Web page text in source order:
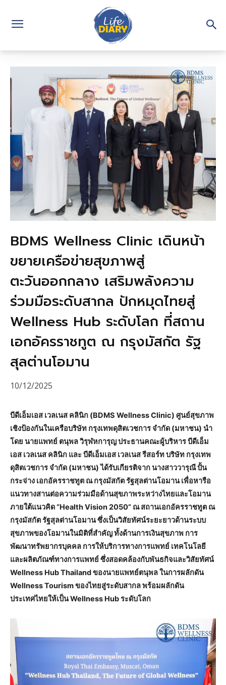
BDMS Wellness Clinic เดินหน้า
ขยายเครือข่ายสุขภาพสู่
ตะวันออกกลาง เสริมพลังความ
ร่วมมือระดับสากล ปักหมุดไทยสู่
Wellness Hub ระดับโลก ที่สถาน
เอกอัครราชทูต ณ กรุงมัสกัต รัฐ
สุลต่านโอมาน
10/12/2025
บีดีเอ็มเอส เวลเนส คลินิก (BDMS Wellness Clinic) ศูนย์สุขภาพ
เชิงป้องกันในเครือบริษัท กรุงเทพดุสิตเวชการ จำกัด (มหาชน) นำ
โดย นายแพทย์ ตนุพล วิรุฬหการุญ ประธานคณะผู้บริหาร บีดีเอ็ม
เอส เวลเนส คลินิก และ บีดีเอ็มเอส เวลเนส รีสอร์ท บริษัท กรุงเทพ
ดุสิตเวชการ จำกัด (มหาชน) ได้รับเกียรติจาก นางสาววารุณี ปั้น
กระจ่าง เอกอัครราชทูต ณ กรุงมัสกัต รัฐสุลต่านโอมาน เพื่อหารือ
แนวทางสานต่อความร่วมมือด้านสุขภาพระหว่างไทยและโอมาน
ภายใต้แนวคิด “Health Vision 2050” ณ สถานเอกอัครราชทูต ณ
กรุงมัสกัต รัฐสุลต่านโอมาน ซึ่งเป็นวิสัยทัศน์ระยะยาวด้านระบบ
สุขภาพของโอมานในมิติที่สำคัญ ทั้งด้านการเงินสุขภาพ การ
พัฒนาทรัพยากรบุคคล การให้บริการทางการแพทย์ เทคโนโลยี
และผลิตภัณฑ์ทางการแพทย์ ซึ่งสอดคล้องกับพันธกิจและวิสัยทัศน์
Wellness Hub Thailand ของนายแพทย์ตนุพล ในการผลักดัน
Wellness Tourism ของไทยสู่ระดับสากล พร้อมผลักดัน
ประเทศไทยให้เป็น Wellness Hub ระดับโลก